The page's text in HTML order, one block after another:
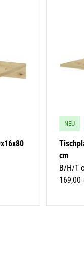
NEU
cm
B/H/T
169,00